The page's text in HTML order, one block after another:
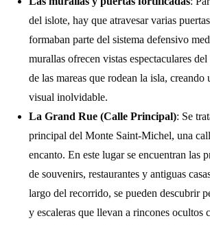
del islote, hay que atravesar varias
formaban parte del sistema defensivo
murallas ofrecen vistas espectaculares
de las mareas que rodean la isla, creando
visual inolvidable.
La Grand Rue (Calle Principal): Se
principal del Monte Saint-Michel, una
encanto. En este lugar se encuentran las
de souvenirs, restaurantes y antiguas
largo del recorrido, se pueden descubrir
y escaleras que llevan a rincones ocultos